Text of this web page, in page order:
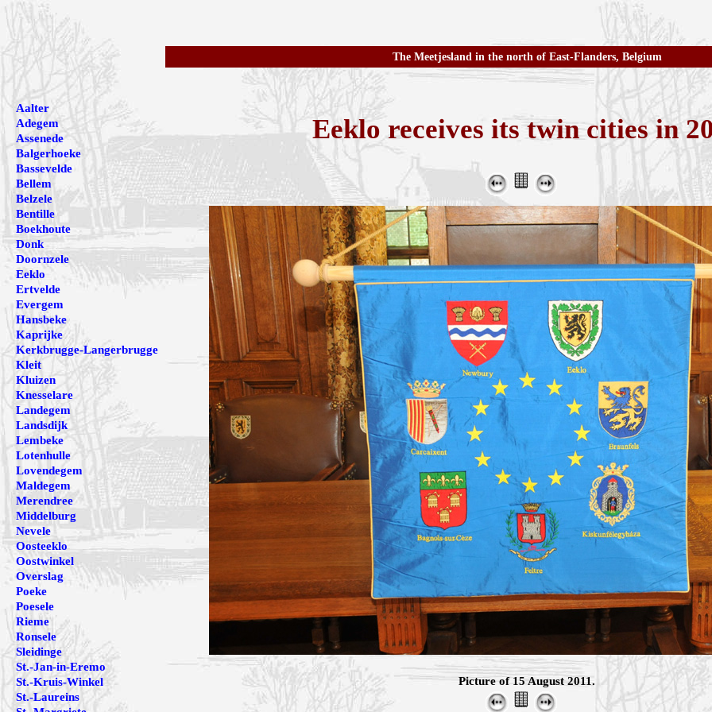
The Meetjesland in the north of East-Flanders, Belgium
Eeklo receives its twin cities in
Picture of 15 August 2011.
Aalter
Adegem
Assenede
Balgerhoeke
Bassevelde
Bellem
Belzele
Bentille
Boekhoute
Donk
Doornzele
Eeklo
Ertvelde
Evergem
Hansbeke
Kaprijke
Kerkbrugge-Langerbrugge
Kleit
Kluizen
Knesselare
Landegem
Landsdijk
Lembeke
Lotenhulle
Lovendegem
Maldegem
Merendree
Middelburg
Nevele
Oosteeklo
Oostwinkel
Overslag
Poeke
Poesele
Rieme
Ronsele
Sleidinge
St.-Jan-in-Eremo
St.-Kruis-Winkel
St.-Laureins